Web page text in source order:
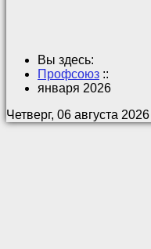
Вы здесь:
Профсоюз ::
января 2026
Четверг, 06 августа 2026